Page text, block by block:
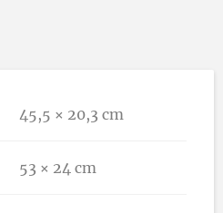
45,5 × 20,3 cm
53 × 24 cm